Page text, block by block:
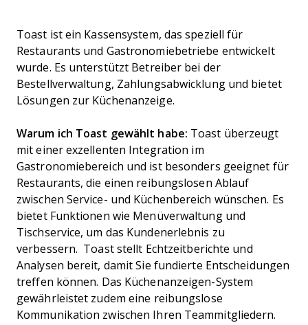
Toast ist ein Kassensystem, das speziell für
Restaurants und Gastronomiebetriebe entwickelt
wurde. Es unterstützt Betreiber bei der
Bestellverwaltung, Zahlungsabwicklung und bietet
Lösungen zur Küchenanzeige.
Warum ich Toast gewählt habe: Toast überzeugt
mit einer exzellenten Integration im
Gastronomiebereich und ist besonders geeignet für
Restaurants, die einen reibungslosen Ablauf
zwischen Service- und Küchenbereich wünschen. Es
bietet Funktionen wie Menüverwaltung und
Tischservice, um das Kundenerlebnis zu
verbessern. Toast stellt Echtzeitberichte und
Analysen bereit, damit Sie fundierte Entscheidungen
treffen können. Das Küchenanzeigen-System
gewährleistet zudem eine reibungslose
Kommunikation zwischen Ihren Teammitgliedern.